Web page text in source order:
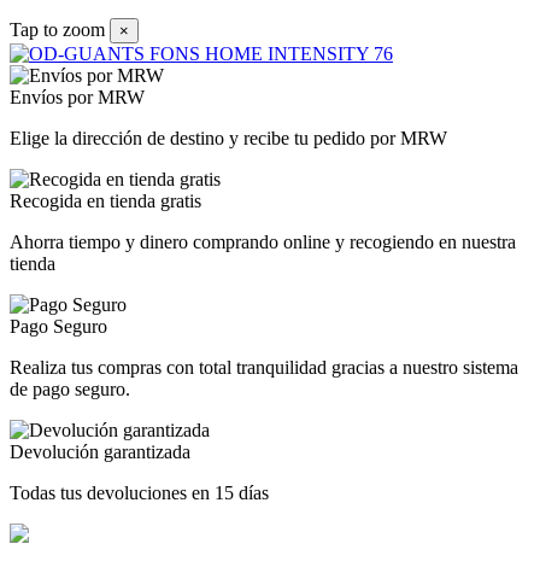
Tap to zoom ×
Envíos por MRW
Elige la dirección de destino y recibe tu pedido por MRW
Recogida en tienda gratis
Ahorra tiempo y dinero comprando online y recogiendo en nuestra
tienda
Pago Seguro
Realiza tus compras con total tranquilidad gracias a nuestro sistema
de pago seguro.
Devolución garantizada
Todas tus devoluciones en 15 días